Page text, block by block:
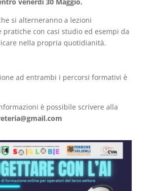
si alterneranno a lezioni
pratiche con casi studio ed esempi da
nella propria quotidianità.
ad entrambi i percorsi formativi è
è possibile scrivere alla